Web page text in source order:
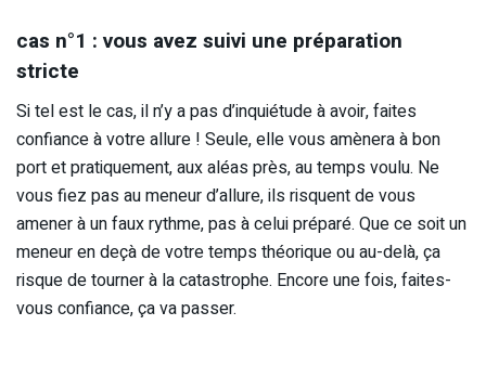
cas n°1 : vous avez suivi une préparation
stricte
Si tel est le cas, il n’y a pas d’inquiétude à avoir, faites
confiance à votre allure ! Seule, elle vous amènera à bon
port et pratiquement, aux aléas près, au temps voulu. Ne
vous fiez pas au meneur d’allure, ils risquent de vous
amener à un faux rythme, pas à celui préparé. Que ce soit un
meneur en deçà de votre temps théorique ou au-delà, ça
risque de tourner à la catastrophe. Encore une fois, faites-
vous confiance, ça va passer.